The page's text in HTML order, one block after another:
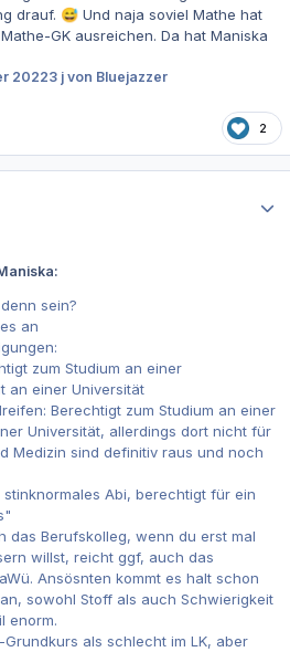
drauf. 😅 Und naja soviel Mathe hat
GK ausreichen. Da hat Maniska
20223 j von Bluejazzer
2
sein?
an
zum Studium an einer
an einer Universität
Berechtigt zum Studium an einer
Universität, allerdings dort nicht für
Medizin sind definitiv raus und noch
Abi, berechtigt für ein
das Berufskolleg, wenn du erst mal
willst, reicht ggf, auch das
Ansösnten kommt es halt schon
sowohl Stoff als auch Schwierigkeit
enorm.
als schlecht im LK, aber